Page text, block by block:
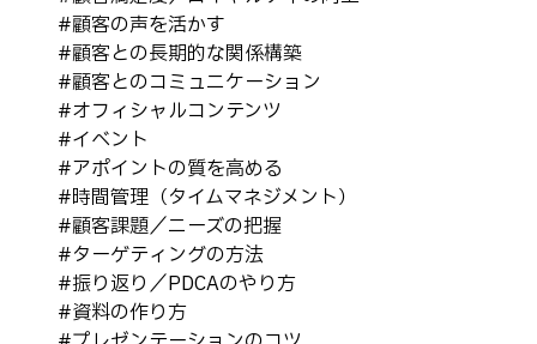
#顧客の声を活かす
#顧客との長期的な関係構築
#顧客とのコミュニケーション
#オフィシャルコンテンツ
#イベント
#アポイントの質を高める
#時間管理（タイムマネジメント）
#顧客課題／ニーズの把握
#ターゲティングの方法
#振り返り／PDCAのやり方
#資料の作り方